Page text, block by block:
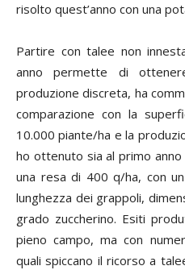
risolto quest’anno con una
Partire con talee non
anno permette di
produzione discreta, ha
comparazione con la
10.000 piante/ha e la
ho ottenuto sia al primo
una resa di 400 q/ha, con
lunghezza dei grappoli,
grado zuccherino. Esiti
pieno campo, ma con
quali spiccano il ricorso a